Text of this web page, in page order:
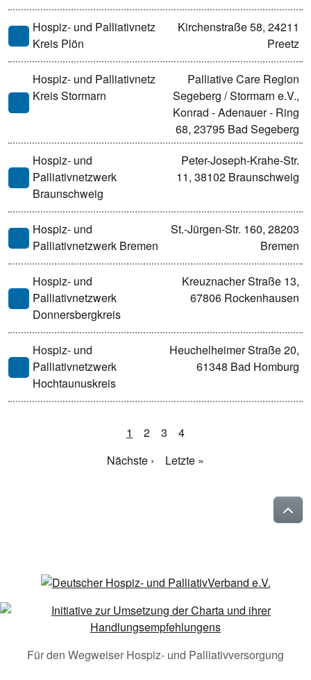
Hospiz- und Palliativnetz
Kreis Plön
Kirchenstraße 58, 24211
Preetz
Hospiz- und Palliativnetz
Kreis Stormarn
Palliative Care Region
Segeberg / Stormarn e.V.,
Konrad - Adenauer - Ring
68, 23795 Bad Segeberg
Hospiz- und
Palliativnetzwerk
Braunschweig
Peter-Joseph-Krahe-Str.
11, 38102 Braunschweig
Hospiz- und
Palliativnetzwerk Bremen
St.-Jürgen-Str. 160, 28203
Bremen
Hospiz- und
Palliativnetzwerk
Donnersbergkreis
Kreuznacher Straße 13,
67806 Rockenhausen
Hospiz- und
Palliativnetzwerk
Hochtaunuskreis
Heuchelheimer Straße 20,
61348 Bad Homburg
1 2 3
4
Nächste ›
Letzte »
Für den Wegweiser Hospiz- und Palliativversorgung